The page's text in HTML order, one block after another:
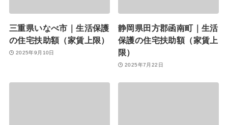
三重県いなべ市｜生活保護
の住宅扶助額（家賃上限）
2025年9月10日
静岡県田方郡函南町｜生活
保護の住宅扶助額（家賃上
限）
2025年7月22日